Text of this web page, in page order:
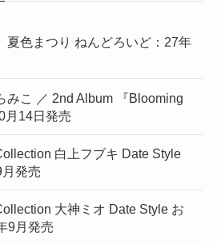
夏色まつり ねんどろいど：27年
みこ ／ 2nd Album 『Blooming
月14日発売
白上フブキ Date Style
発売
大神ミオ Date Style お
9月発売